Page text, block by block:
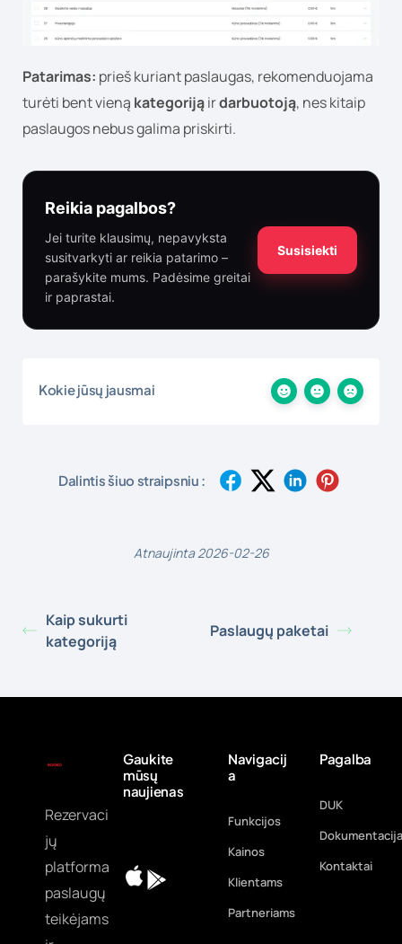
Patarimas: prieš kuriant paslaugas, rekomenduojama
turėti bent vieną kategorijąirdarbuotoją, nes kitaip
paslaugos nebus galima priskirti.
Reikia pagalbos?
Jei turite klausimų, nepavyksta
susitvarkyti ar reikia patarimo –
parašykite mums. Padėsime greitai
ir paprastai.
Susisiekti
Kokie jūsų jausmai
Dalintis šiuo straipsniu :
Atnaujinta 2026-02-26
Kaip sukurti
kategoriją
Paslaugų paketai
Rezervaci
jų
platforma
paslaugų
teikėjams
Navigacij
a
Funkcijos
Kainos
Klientams
Partneriams
Pagalba
DUK
Dokumentacija
Kontaktai
Gaukite
mūsų
naujienas